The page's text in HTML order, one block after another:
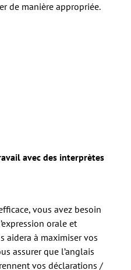
de manière appropriée.
avec des interprètes
vous avez besoin
orale et
aidera à maximiser vos
assurer que l’anglais
vos déclarations /